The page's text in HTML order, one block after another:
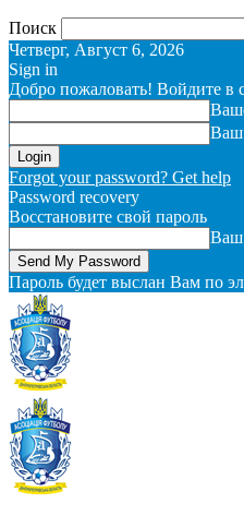
Поиск
Четверг, Август 6, 2026
Sign in
Добро пожаловать! Войдите в
Ваш
Forgot your password? Get help
Password recovery
Восстановите свой пароль
Ваш
Пароль будет выслан Вам по